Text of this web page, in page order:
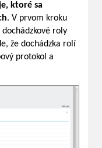
ktoré sa
. V prvom kroku
roly
že dochádzka rolí
protokol a